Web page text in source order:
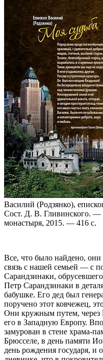
Василий (Родзянко),
Сост. Д. В. Гливинского. —
монастыря, 2015. — 416 с.
Все, что было найдено,
связь с нашей семьей — с
Сарандзинаки,
Петр Сарандзинаки в
бабушке. Его дед был
поручено этот ковчежец,
Они кружным путем, через
его в Западную Европу.
замурован в стене храма-
Брюсселе, в день памяти
день рождения государя, и